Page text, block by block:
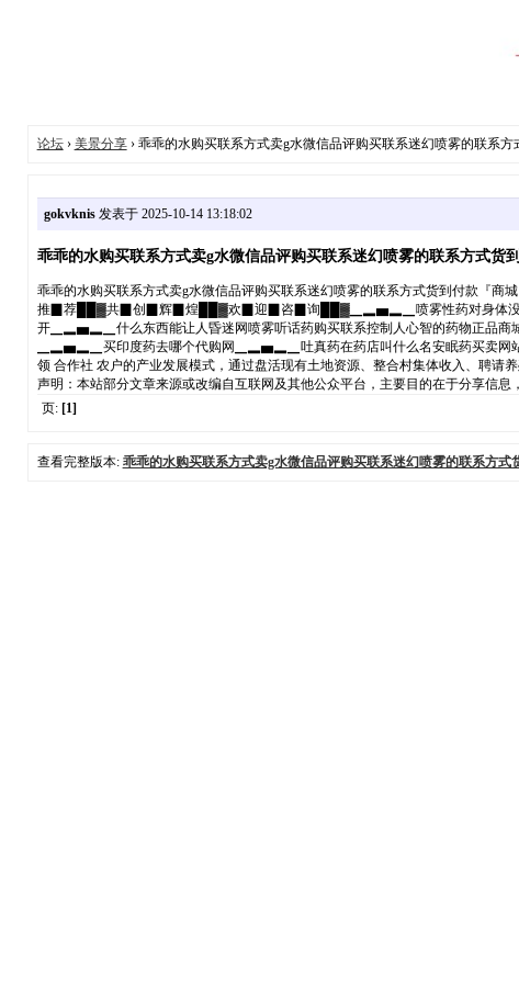
论坛› 美景分享› 乖乖的水购买联系方式卖g水微信品评购买联系迷幻喷雾的联系方
gokvknis发表于 2025-10-14 13:18:02
乖乖的水购买联系方式卖g水微信品评购买联系迷幻喷雾的联系方式货
乖乖的水购买联系方式卖g水微信品评购买联系迷幻喷雾的联系方式货
推▉荐██▓共▉创▉辉▉煌██▓欢▉迎▉咨▉询██▓▁▂▅▂▁喷雾性药对身体没伤
开▁▂▅▂▁什么东西能让人昏迷网喷雾听话药购买联系控制人心智的药物正
▁▂▅▂▁买印度药去哪个代购网▁▂▅▂▁吐真药在药店叫什么名安眠药买卖
领 合作社 农户的产业发展模式，通过盘活现有土地资源、整合村集体收入、聘请
声明：本站部分文章来源或改编自互联网及其他公众平台，主要目的在于分享信
页: [1]
查看完整版本: 乖乖的水购买联系方式卖g水微信品评购买联系迷幻喷雾的联系方式